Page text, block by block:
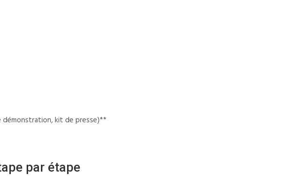
kit de presse)**
par étape